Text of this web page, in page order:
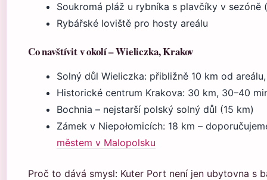
Soukromá pláž u rybníka s plavčíky v
Rybářské loviště pro hosty areálu
Co navštívit v okolí – Wieliczka, Krakov
Solný důl Wieliczka: přibližně 10 km od
Historické centrum Krakova: 30 km, 30–40
Bochnia – nejstarší polský solný důl (15 km)
Zámek v Niepołomicích: 18 km –
městem v Malopolsku
Proč to dává smysl: Kuter Port není jen ubytovna s